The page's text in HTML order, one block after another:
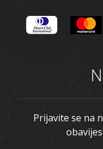
Prijavite se na